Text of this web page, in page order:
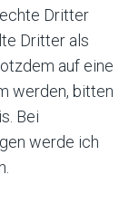
Dritter
Dritter als
auf eine
werden, bitten
Bei
werde ich